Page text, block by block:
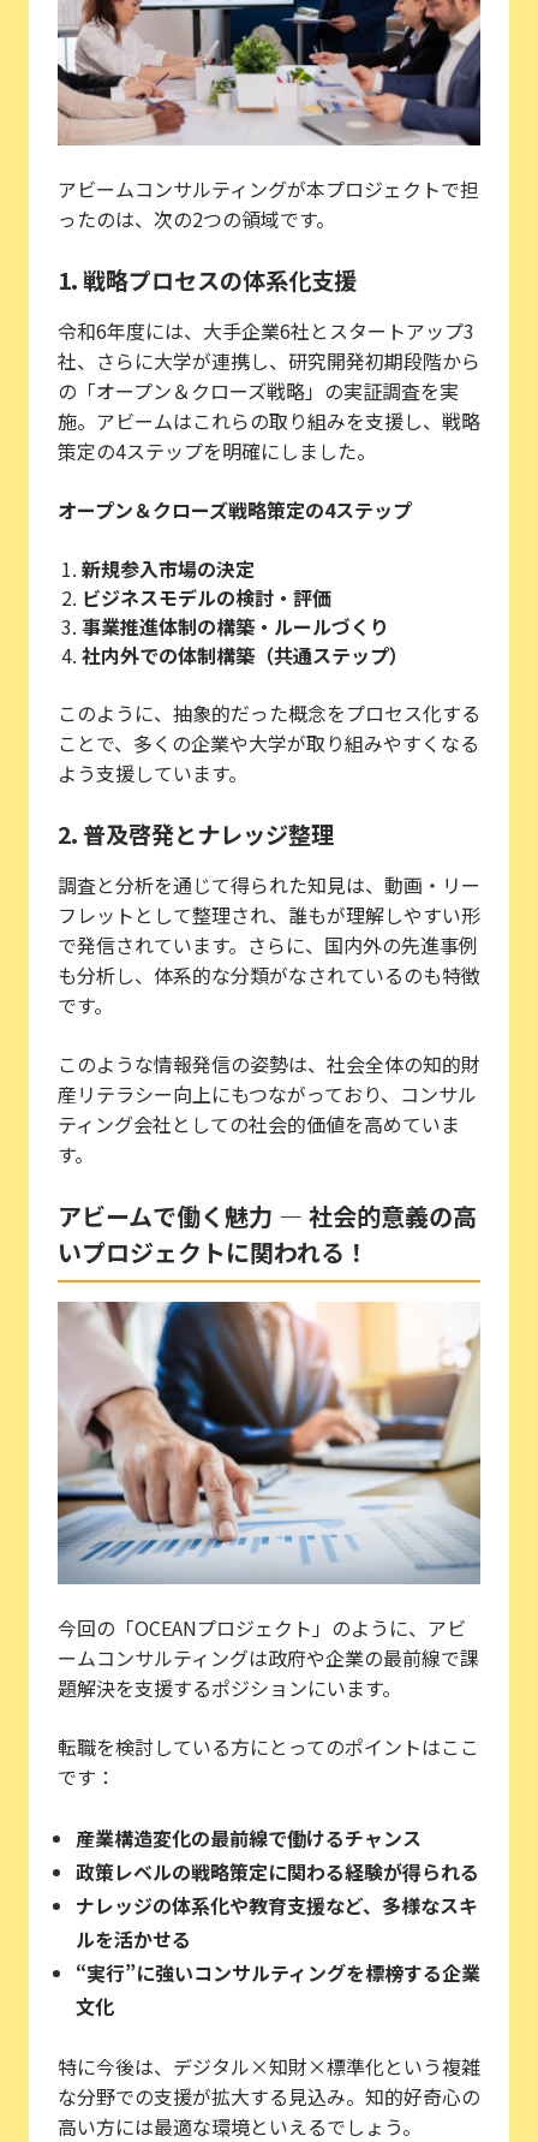
アビームコンサルティングが本プロジェクトで担
ったのは、次の2つの領域です。
1. 戦略プロセスの体系化支援
令和6年度には、大手企業6社とスタートアップ3
社、さらに大学が連携し、研究開発初期段階から
の「オープン＆クローズ戦略」の実証調査を実
施。アビームはこれらの取り組みを支援し、戦略
策定の4ステップを明確にしました。
オープン＆クローズ戦略策定の4ステップ
新規参入市場の決定
ビジネスモデルの検討・評価
事業推進体制の構築・ルールづくり
社内外での体制構築（共通ステップ）
このように、抽象的だった概念をプロセス化する
ことで、多くの企業や大学が取り組みやすくなる
よう支援しています。
2. 普及啓発とナレッジ整理
調査と分析を通じて得られた知見は、動画・リー
フレットとして整理され、誰もが理解しやすい形
で発信されています。さらに、国内外の先進事例
も分析し、体系的な分類がなされているのも特徴
です。
このような情報発信の姿勢は、社会全体の知的財
産リテラシー向上にもつながっており、コンサル
ティング会社としての社会的価値を高めていま
す。
アビームで働く魅力 ― 社会的意義の高
いプロジェクトに関われる！
今回の「OCEANプロジェクト」のように、アビ
ームコンサルティングは政府や企業の最前線で課
題解決を支援するポジションにいます。
転職を検討している方にとってのポイントはここ
です：
産業構造変化の最前線で働けるチャンス
政策レベルの戦略策定に関わる経験が得られる
ナレッジの体系化や教育支援など、多様なスキ
ルを活かせる
“実行”に強いコンサルティングを標榜する企業
文化
特に今後は、デジタル×知財×標準化という複雑
な分野での支援が拡大する見込み。知的好奇心の
高い方には最適な環境といえるでしょう。